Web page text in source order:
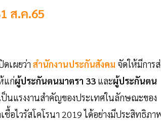
ส.ค.65
เผยว่า สำนักงานประกันสังคม จัดให้มีการ
แก่ผู้ประกันตนมาตรา 33 และผู้ประกันตน
นแรงงานสำคัญของประเทศในลักษณะของ
อไวรัสโคโรนา 2019 ได้อย่างมีประสิทธิภ